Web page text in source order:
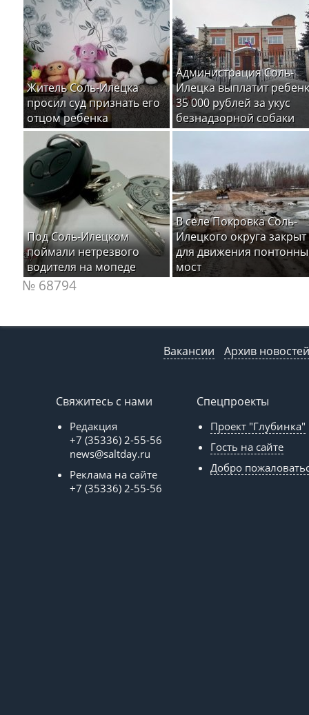
Житель Соль-Илецка
просил суд признать его
отцом ребенка
Администрация Соль-
Илецка выплатит
35 000 рублей за укус
безнадзорной собаки
Под Соль-Илецком
поймали нетрезвого
водителя на мопеде
В селе Покровка Соль-
Илецкого округа закрыт
для движения
мост
№ 68794
Вакансии Архив новостей
Свяжитесь с нами
Редакция
+7 (35336) 2-55-56
news@saltday.ru
Реклама на сайте
+7 (35336) 2-55-56
Спецпроекты
Проект "Глубинка"
Гость на сайте
Добро